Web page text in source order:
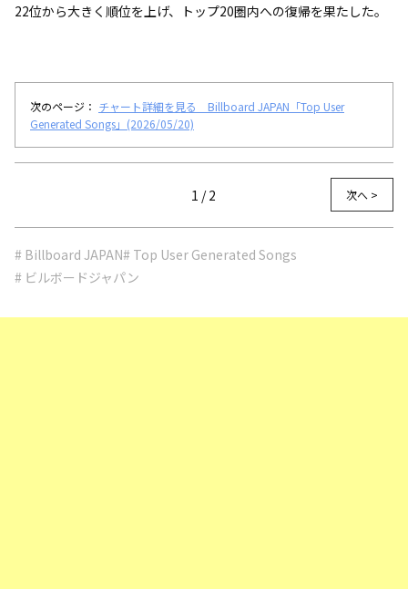
22位から大きく順位を上げ、トップ20圏内への復帰を果たした。
次のページ： チャート詳細を見る Billboard JAPAN「Top User
Generated Songs」(2026/05/20)
1 / 2 次へ >
# Billboard JAPAN# Top User Generated Songs
# ビルボードジャパン